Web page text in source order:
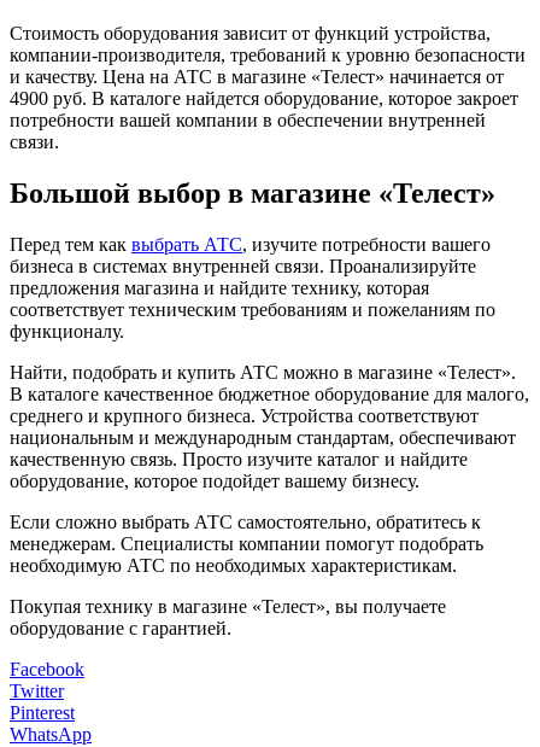
Стоимость оборудования зависит от функций устройства,
компании-производителя, требований к уровню безопасности
и качеству. Цена на АТС в магазине «Телест» начинается от
4900 руб. В каталоге найдется оборудование, которое закроет
потребности вашей компании в обеспечении внутренней
связи.
Большой выбор в магазине «Телест»
Перед тем как выбрать АТС, изучите потребности вашего
бизнеса в системах внутренней связи. Проанализируйте
предложения магазина и найдите технику, которая
соответствует техническим требованиям и пожеланиям по
функционалу.
Найти, подобрать и купить АТС можно в магазине «Телест».
В каталоге качественное бюджетное оборудование для малого,
среднего и крупного бизнеса. Устройства соответствуют
национальным и международным стандартам, обеспечивают
качественную связь. Просто изучите каталог и найдите
оборудование, которое подойдет вашему бизнесу.
Если сложно выбрать АТС самостоятельно, обратитесь к
менеджерам. Специалисты компании помогут подобрать
необходимую АТС по необходимых характеристикам.
Покупая технику в магазине «Телест», вы получаете
оборудование с гарантией.
Facebook
Twitter
Pinterest
WhatsApp